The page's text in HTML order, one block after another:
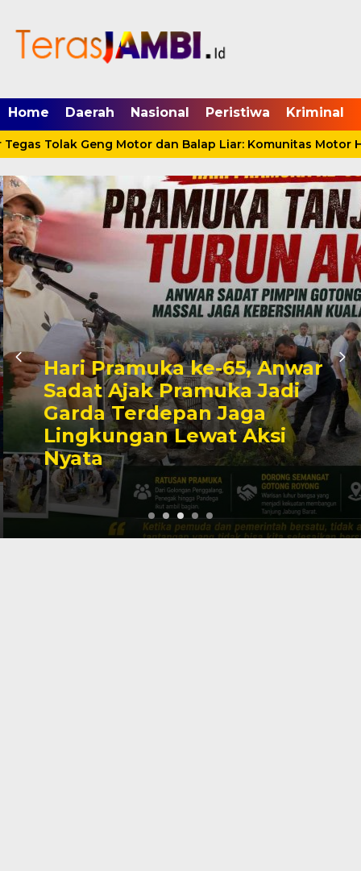
Home Daerah Nasional Peristiwa Kriminal
Tolak Geng Motor dan Balap Liar: Komunitas Motor
Hari Pramuka ke-65, Anwar
Sadat Ajak Pramuka Jadi
Garda Terdepan Jaga
Lingkungan Lewat Aksi
Nyata